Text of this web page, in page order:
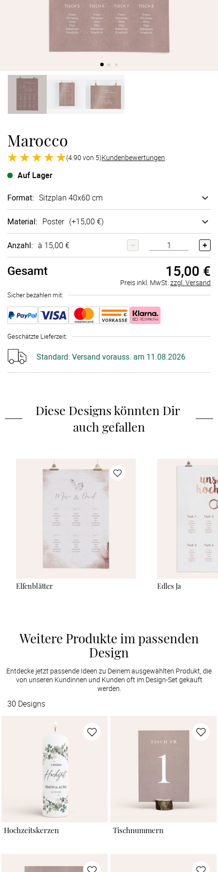
Marocco
(4.90 von 5)Kundenbewertungen
Auf Lager
Format: Sitzplan 40x60 cm
Material: Poster (+15,00 €)
Anzahl: à 15,00 €
Gesamt 15,00 €
Preis inkl. MwSt. zzgl. Versand
Sicher bezahlen mit:
Geschätzte Lieferzeit:
Standard: Versand vorauss. am 11.08.2026
Diese Designs könnten Dir
auch gefallen
Elfenblätter Edles Ja
Weitere Produkte im passenden
Design
Entdecke jetzt passende Ideen zu Deinem ausgewählten Produkt, die
von unseren Kundinnen und Kunden oft im Design-Set gekauft
werden.
30 Designs
Hochzeitskerzen Tischnummern